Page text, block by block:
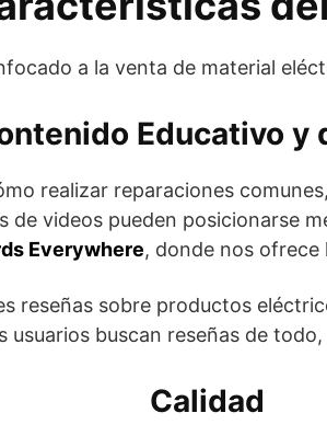
a la venta de material
Educativo y
realizar reparaciones
videos pueden posicionarse
Everywhere, donde nos
reseñas sobre productos
buscan reseñas de
Calidad